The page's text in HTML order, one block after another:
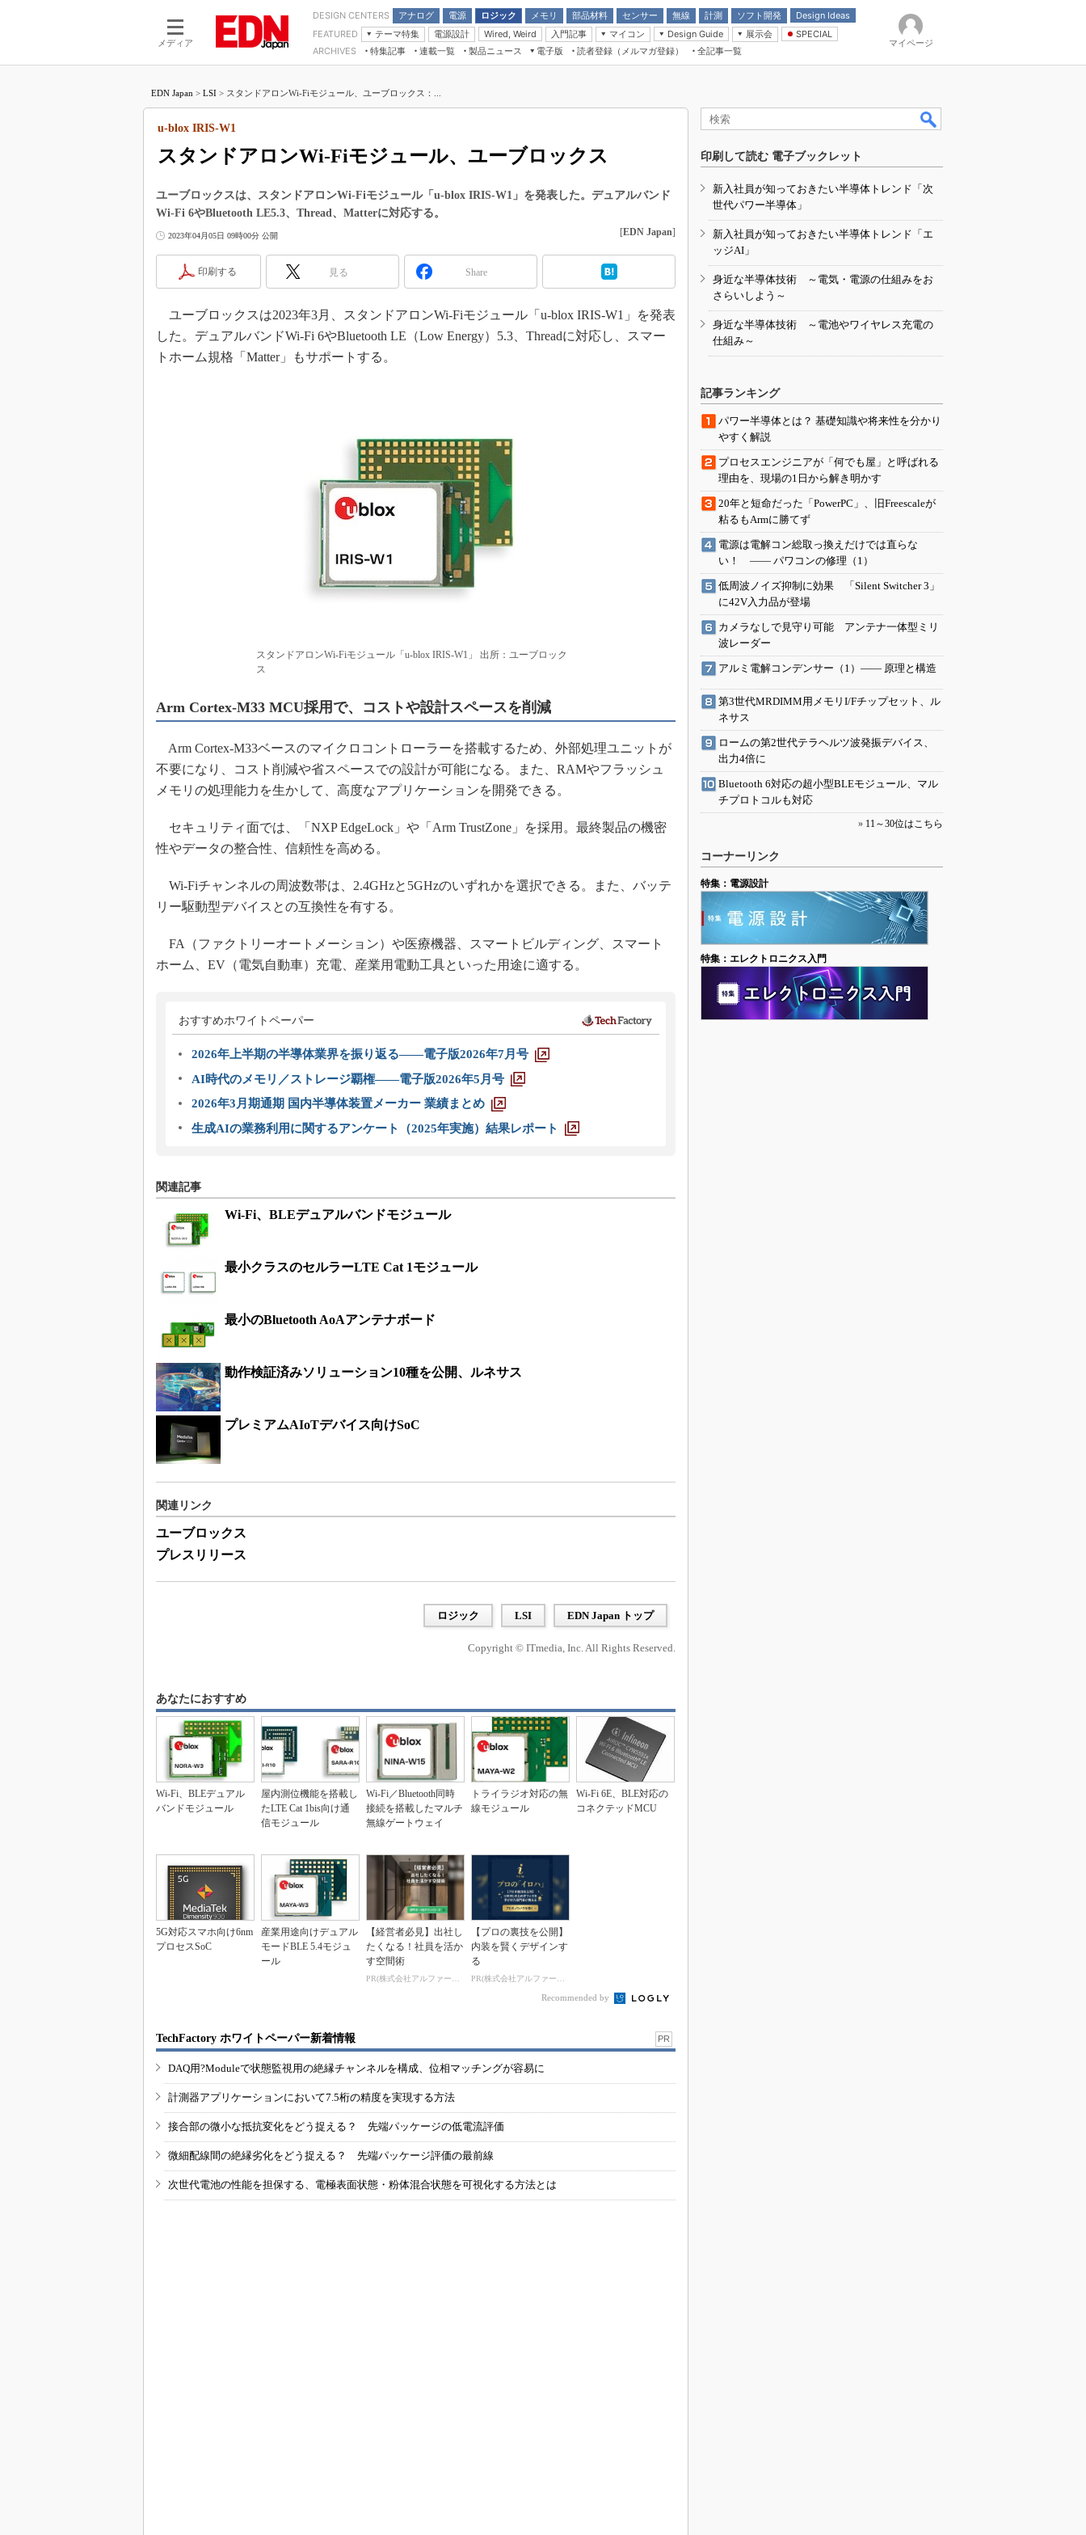
メディア
DESIGN CENTERS アナログ
電源
モーター
ロジック
LSI
メモリ
部品材料
受動部品
センサー 無線 計測 ソフト開発
Design Ideas
アナログ機能回路
計測とテスト
FEATURED
テーマ特集
つながるクルマ
エレクトロニクス入門
製品解剖（EE Times Japan）
電源設計 Wired, Weird
入門記事
モーター入門
マイコン
マイコン講座
Design Guide
計測機器
展示会
CEATEC
組込み/エッジコンピューティング展
人とくるま展
SPECIAL
Microchip情報
ARCHIVES 特集記事
連載一覧
マイクロプロセッサ懐古録
たった2つの式で始めるDC/DCコン
DC-DCコンバーター活用講座
Wired, Weird
マイコン講座
Q&Aで学ぶマイコン講座
記録計／データロガーの基礎知識
アナログ設計のきほん／ADCとノイ
ズ編
「SPICEの仕組みとその活用設計」
計測器メーカーから見た5G
USB Type-Cの登場で評価試験はど
IoT時代の無線規格を知る【Thread
IoT時代の無線規格を知る【Z-Wave
製品ニュース
電子版
電子ブックレット
読者登録（メルマガ登録） 全記事一覧
マイページ
EDN Japan > LSI > スタンドアロンWi-Fiモジュール、ユーブロックス：...
スタンドアロンWi-Fiモジュール、ユーブロックス
u-blox IRIS-W1
ユーブロックスは、スタンドアロンWi-Fiモジュール「u-blox IRIS-W1」を発表した。デュアルバンド
Wi-Fi 6やBluetooth LE5.3、Thread、Matterに対応する。
2023年04月05日 09時00分 公開 [EDN Japan]
印刷する 見る Share
ユーブロックスは2023年3月、スタンドアロンWi-Fiモジュール「u-blox IRIS-W1」を発表
した。デュアルバンドWi-Fi 6やBluetooth LE（Low Energy）5.3、Threadに対応し、スマー
トホーム規格「Matter」もサポートする。
スタンドアロンWi-Fiモジュール「u-blox IRIS-W1」 出所：ユーブロック
ス
Arm Cortex-M33 MCU採用で、コストや設計スペースを削減
Arm Cortex-M33ベースのマイクロコントローラーを搭載するため、外部処理ユニットが
不要になり、コスト削減や省スペースでの設計が可能になる。また、RAMやフラッシュ
メモリの処理能力を生かして、高度なアプリケーションを開発できる。
セキュリティ面では、「NXP EdgeLock」や「Arm TrustZone」を採用。最終製品の機密
性やデータの整合性、信頼性を高める。
Wi-Fiチャンネルの周波数帯は、2.4GHzと5GHzのいずれかを選択できる。また、バッテ
リー駆動型デバイスとの互換性を有する。
FA（ファクトリーオートメーション）や医療機器、スマートビルディング、スマート
ホーム、EV（電気自動車）充電、産業用電動工具といった用途に適する。
おすすめホワイトペーパー
2026年上半期の半導体業界を振り返る――電子版2026年7月号
AI時代のメモリ／ストレージ覇権――電子版2026年5月号
2026年3月期通期 国内半導体装置メーカー 業績まとめ
生成AIの業務利用に関するアンケート（2025年実施）結果レポート
関連記事
Wi-Fi、BLEデュアルバンドモジュール
最小クラスのセルラーLTE Cat 1モジュール
最小のBluetooth AoAアンテナボード
動作検証済みソリューション10種を公開、ルネサス
プレミアムAIoTデバイス向けSoC
関連リンク
ユーブロックス
プレスリリース
ロジック LSI EDN Japan トップ
Copyright © ITmedia, Inc. All Rights Reserved.
あなたにおすすめ
Wi-Fi、BLEデュアル
バンドモジュール
屋内測位機能を搭載し
たLTE Cat 1bis向け通
信モジュール
Wi-Fi／Bluetooth同時
接続を搭載したマルチ
無線ゲートウェイ
トライラジオ対応の無
線モジュール
Wi-Fi 6E、BLE対応の
コネクテッドMCU
5G対応スマホ向け6nm
プロセスSoC
産業用途向けデュアル
モードBLE 5.4モジュ
ール
【経営者必見】出社し
たくなる！社員を活か
す空間術
PR(株式会社アルファーテクノ)
【プロの裏技を公開】
内装を賢くデザインす
る
PR(株式会社アルファーテクノ)
Recommended by
TechFactory ホワイトペーパー新着情報 PR
DAQ用?Moduleで状態監視用の絶縁チャンネルを構成、位相マッチングが容易に
計測器アプリケーションにおいて7.5桁の精度を実現する方法
接合部の微小な抵抗変化をどう捉える？ 先端パッケージの低電流評価
微細配線間の絶縁劣化をどう捉える？ 先端パッケージ評価の最前線
次世代電池の性能を担保する、電極表面状態・粉体混合状態を可視化する方法とは
印刷して読む 電子ブックレット
新入社員が知っておきたい半導体トレンド「次
世代パワー半導体」
新入社員が知っておきたい半導体トレンド「エ
ッジAI」
身近な半導体技術 ～電気・電源の仕組みをお
さらいしよう～
身近な半導体技術 ～電池やワイヤレス充電の
仕組み～
記事ランキング
パワー半導体とは？ 基礎知識や将来性を分かり
やすく解説
プロセスエンジニアが「何でも屋」と呼ばれる
理由を、現場の1日から解き明かす
20年と短命だった「PowerPC」、旧Freescaleが
粘るもArmに勝てず
電源は電解コン総取っ換えだけでは直らな
い！ ―― パワコンの修理（1）
低周波ノイズ抑制に効果 「Silent Switcher 3」
に42V入力品が登場
カメラなしで見守り可能 アンテナ一体型ミリ
波レーダー
アルミ電解コンデンサー（1）―― 原理と構造
第3世代MRDIMM用メモリI/Fチップセット、ル
ネサス
ロームの第2世代テラヘルツ波発振デバイス、
出力4倍に
Bluetooth 6対応の超小型BLEモジュール、マル
チプロトコルも対応
» 11～30位はこちら
コーナーリンク
特集：電源設計
特集：エレクトロニクス入門